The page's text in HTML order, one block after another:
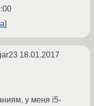
18.01.2017
у меня i5-